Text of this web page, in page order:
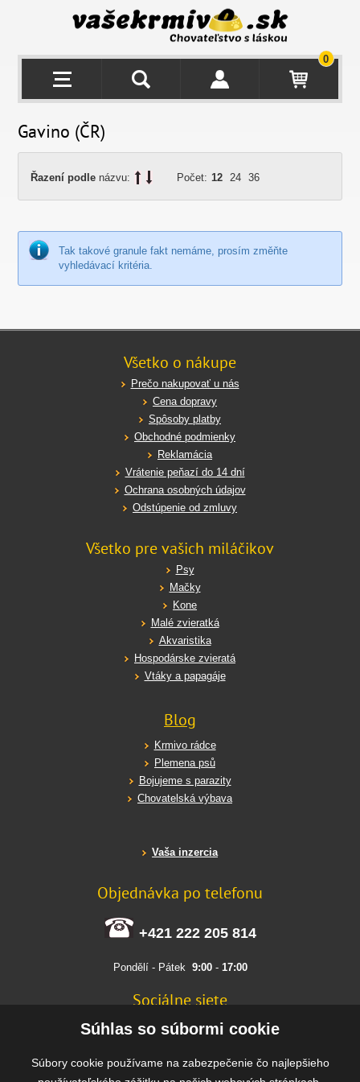
0
Gavino (ČR)
Řazení podle názvu: Počet: 12 24 36
Tak takové granule fakt nemáme, prosím změňte
vyhledávací kritéria.
Všetko o nákupe
Prečo nakupovať u nás
Cena dopravy
Spôsoby platby
Obchodné podmienky
Reklamácia
Vrátenie peňazí do 14 dní
Ochrana osobných údajov
Odstúpenie od zmluvy
Všetko pre vašich miláčikov
Psy
Mačky
Kone
Malé zvieratká
Akvaristika
Hospodárske zvieratá
Vtáky a papagáje
Blog
Krmivo rádce
Plemena psů
Bojujeme s parazity
Chovatelská výbava
Vaša inzercia
Objednávka po telefonu
+421 222 205 814
Pondělí - Pátek 9:00- 17:00
Sociálne siete
FACEBOOK
Súhlas so súbormi cookie
Súbory cookie používame na zabezpečenie čo najlepšieho